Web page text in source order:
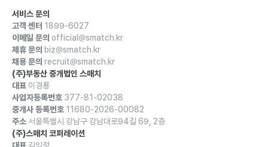
서비스 문의
고객 센터 1899-6027
이메일 문의 official@smatch.kr
제휴 문의 biz@smatch.kr
채용 문의 recruit@smatch.kr
(주)부동산 중개법인 스매치
대표 이경룡
사업자등록번호 377-81-02038
중개사 등록번호 11680-2026-00082
주소 서울특별시 강남구 강남대로94길 69, 2층
(주)스매치 코퍼레이션
대표 김익정